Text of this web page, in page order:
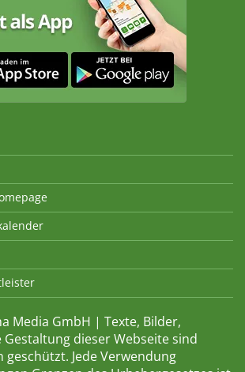
Media GmbH | Texte, Bilder,
dieser Webseite sind
Jede Verwendung